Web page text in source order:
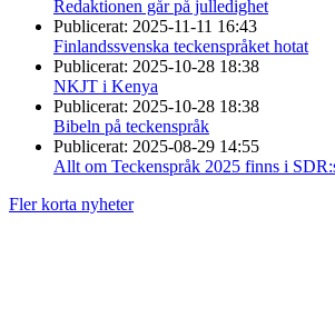
Redaktionen går på julledighet
Publicerat: 2025-11-11 16:43
Finlandssvenska teckenspråket hotat
Publicerat: 2025-10-28 18:38
NKJT i Kenya
Publicerat: 2025-10-28 18:38
Bibeln på teckenspråk
Publicerat: 2025-08-29 14:55
Allt om Teckenspråk 2025 finns i
Fler korta nyheter